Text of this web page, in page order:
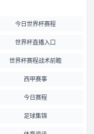
今日世界杯赛程
世界杯直播入口
世界杯赛程战术前瞻
西甲赛事
今日赛程
足球集锦